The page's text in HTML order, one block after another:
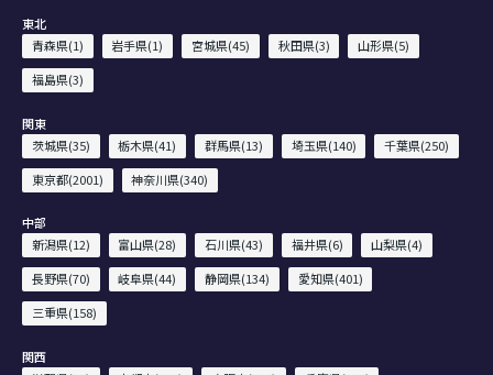
東北
青森県(1)
岩手県(1) 宮城県(45) 秋田県(3)
山形県(5)
福島県(3)
関東
茨城県(35)
栃木県(41) 群馬県(13) 埼玉県(140)
千葉県(250)
東京都(2001)
神奈川県(340)
中部
新潟県(12)
富山県(28) 石川県(43) 福井県(6)
山梨県(4)
長野県(70)
岐阜県(44) 静岡県(134)
愛知県(401)
三重県(158)
関西